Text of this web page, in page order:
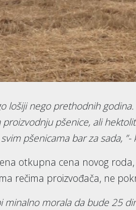
lošiji nego prethodnih
pšenice, ali
pšenicama bar za sada, ”-
otkupna cena novog
rečima proizvođača, ne
minalno morala da bude 25